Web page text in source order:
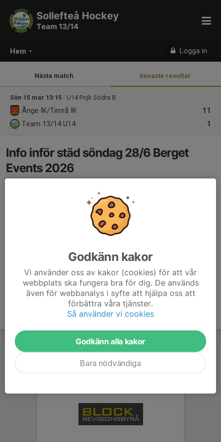
Hem Logga in
Sollefteå Hockey
Team 13/14
Nästa match Senaste resultat
Sön 15 mar 13:15 - U14 Pojk Södra B
11
Ånge IK/Timrå IK
1
Team 13/14U14
Info inför städ söndag 28/6 Berget
Events 2026
Gällande städ och riva tält i morgon söndag 28/6, till er det
Samling kl. 10.00 i safezone, strax ovanför Ruif-stugan.
släpvagnar behövs.Godkänn kakor
Vi använder oss av kakor (cookies) för att vår
webbplats ska fungera bra för dig. De används
även för webbanalys i syfte att hjälpa oss att
förbättra våra tjänster.
Så använder vi cookies
Godkänn alla kakor
Bara nödvändiga